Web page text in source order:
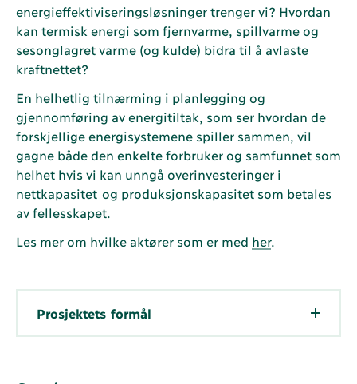
energieffektiviseringsløsninger trenger vi? Hvordan
kan termisk energi som fjernvarme, spillvarme og
sesonglagret varme (og kulde) bidra til å avlaste
kraftnettet?
En helhetlig tilnærming i planlegging og
gjennomføring av energitiltak, som ser hvordan de
forskjellige energisystemene spiller sammen, vil
gagne både den enkelte forbruker og samfunnet som
helhet hvis vi kan unngå overinvesteringer i
nettkapasitet og produksjonskapasitet som betales
av fellesskapet.
Les mer om hvilke aktører som er med her.
Prosjektets formål